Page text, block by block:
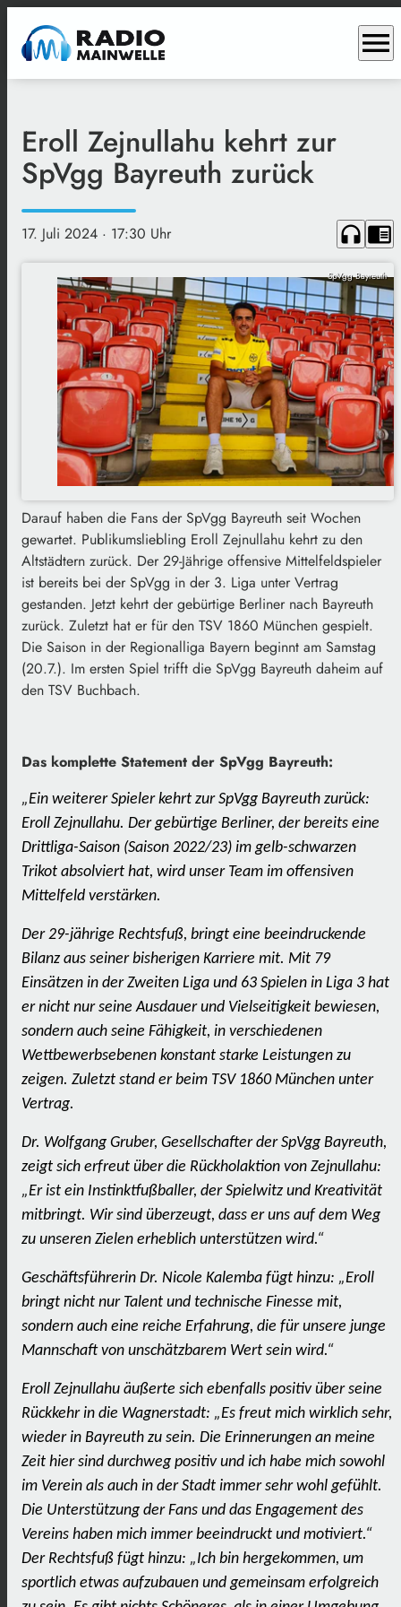
menu
Eroll Zejnullahu kehrt zur
SpVgg Bayreuth zurück
17. Juli 2024 · 17:30 Uhr headphones chrome_reader_mode
SpVgg Bayreuth
Darauf haben die Fans der SpVgg Bayreuth seit Wochen
gewartet. Publikumsliebling Eroll Zejnullahu kehrt zu den
Altstädtern zurück. Der 29-Jährige offensive Mittelfeldspieler
ist bereits bei der SpVgg in der 3. Liga unter Vertrag
gestanden. Jetzt kehrt der gebürtige Berliner nach Bayreuth
zurück. Zuletzt hat er für den TSV 1860 München gespielt.
Die Saison in der Regionalliga Bayern beginnt am Samstag
(20.7.). Im ersten Spiel trifft die SpVgg Bayreuth daheim auf
den TSV Buchbach.
Das komplette Statement der SpVgg Bayreuth:
„Ein weiterer Spieler kehrt zur SpVgg Bayreuth zurück:
Eroll Zejnullahu. Der gebürtige Berliner, der bereits eine
Drittliga-Saison (Saison 2022/23) im gelb-schwarzen
Trikot absolviert hat, wird unser Team im offensiven
Mittelfeld verstärken.
Der 29-jährige Rechtsfuß, bringt eine beeindruckende
Bilanz aus seiner bisherigen Karriere mit. Mit 79
Einsätzen in der Zweiten Liga und 63 Spielen in Liga 3 hat
er nicht nur seine Ausdauer und Vielseitigkeit bewiesen,
sondern auch seine Fähigkeit, in verschiedenen
Wettbewerbsebenen konstant starke Leistungen zu
zeigen. Zuletzt stand er beim TSV 1860 München unter
Vertrag.
Dr. Wolfgang Gruber, Gesellschafter der SpVgg Bayreuth,
zeigt sich erfreut über die Rückholaktion von Zejnullahu:
„Er ist ein Instinktfußballer, der Spielwitz und Kreativität
mitbringt. Wir sind überzeugt, dass er uns auf dem Weg
zu unseren Zielen erheblich unterstützen wird.“
Geschäftsführerin Dr. Nicole Kalemba fügt hinzu: „Eroll
bringt nicht nur Talent und technische Finesse mit,
sondern auch eine reiche Erfahrung, die für unsere junge
Mannschaft von unschätzbarem Wert sein wird.“
Eroll Zejnullahu äußerte sich ebenfalls positiv über seine
Rückkehr in die Wagnerstadt: „Es freut mich wirklich sehr,
wieder in Bayreuth zu sein. Die Erinnerungen an meine
Zeit hier sind durchweg positiv und ich habe mich sowohl
im Verein als auch in der Stadt immer sehr wohl gefühlt.
Die Unterstützung der Fans und das Engagement des
Vereins haben mich immer beeindruckt und motiviert.“
Der Rechtsfuß fügt hinzu: „Ich bin hergekommen, um
sportlich etwas aufzubauen und gemeinsam erfolgreich